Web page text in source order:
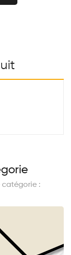
catégorie :